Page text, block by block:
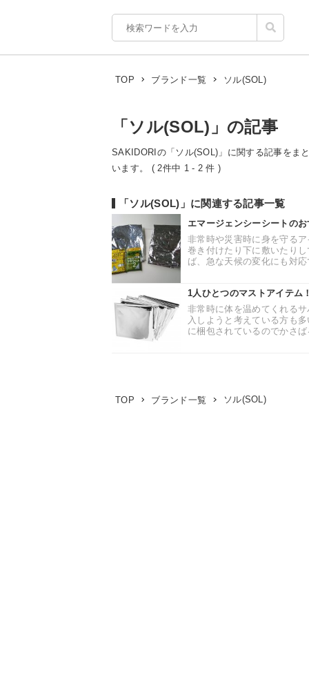
TOP ブランド一覧 ソル(SOL)
「ソル(SOL)」の記事
SAKIDORIの「ソル(SOL)」に関する記事をま
います。 ( 2件中 1 - 2 件 )
「ソル(SOL)」に関連する記事一覧
エマージェンシーシートの
非常時や災害時に身を守る
巻き付けたり下に敷いたり
ば、急な天候の変化にも対
1人ひとつのマストアイテム
非常時に体を温めてくれる
入しようと考えている方も
に梱包されているのでかさ
TOP ブランド一覧 ソル(SOL)